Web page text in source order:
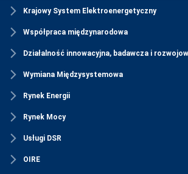
Krajowy System Elektroenergetyczny
Współpraca międzynarodowa
Działalność innowacyjna, badawcza i
Wymiana Międzysystemowa
Rynek Energii
Rynek Mocy
Usługi DSR
OIRE